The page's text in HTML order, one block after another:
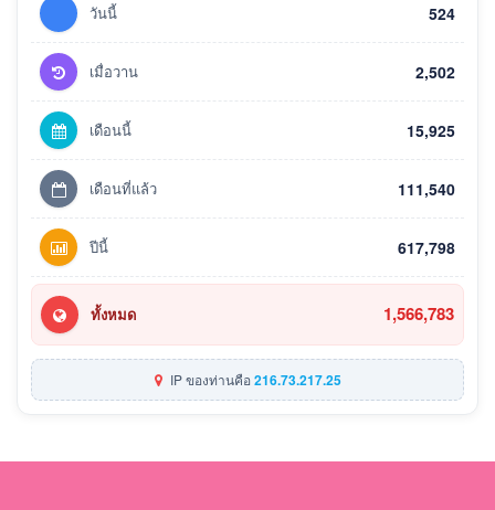
วันนี้ 524
เมื่อวาน 2,502
เดือนนี้ 15,925
เดือนที่แล้ว 111,540
ปีนี้ 617,798
ทั้งหมด 1,566,783
IP ของท่านคือ216.73.217.25